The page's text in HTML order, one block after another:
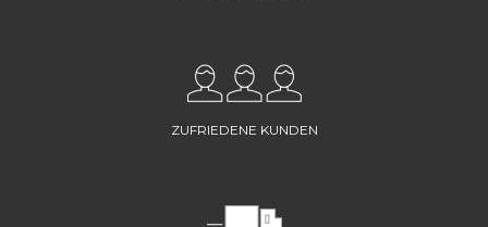
ZUFRIEDENE KUNDEN